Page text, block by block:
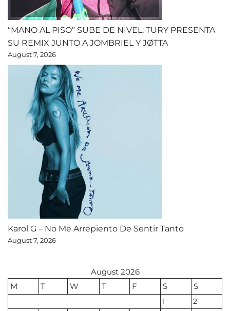
“MANO AL PISO” SUBE DE NIVEL: TURY PRESENTA
SU REMIX JUNTO A JOMBRIEL Y JØTTA
August 7, 2026
Karol G – No Me Arrepiento De Sentir Tanto
August 7, 2026
August 2026
M
T W T F S S
1
2